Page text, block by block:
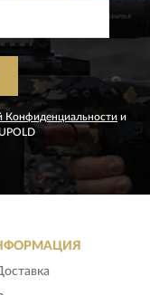
Конфиденциальности и